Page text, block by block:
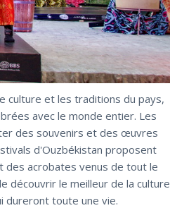
culture et les traditions du pays,
avec le monde entier. Les
des souvenirs et des œuvres
d'Ouzbékistan proposent
des acrobates venus de tout le
découvrir le meilleur de la culture
dureront toute une vie.